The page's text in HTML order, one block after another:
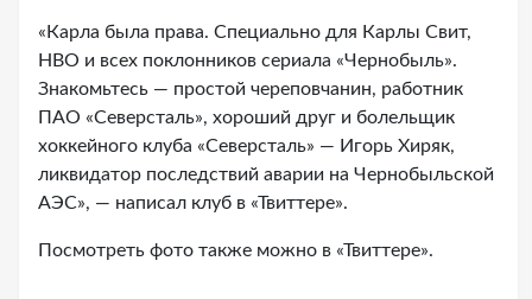
«Карла была права. Специально для Карлы Свит,
HBO и всех поклонников сериала «Чернобыль».
Знакомьтесь — простой череповчанин, работник
ПАО «Северсталь», хороший друг и болельщик
хоккейного клуба «Северсталь» — Игорь Хиряк,
ликвидатор последствий аварии на Чернобыльской
АЭС», — написал клуб в «Твиттере».
Посмотреть фото также можно в «Твиттере».